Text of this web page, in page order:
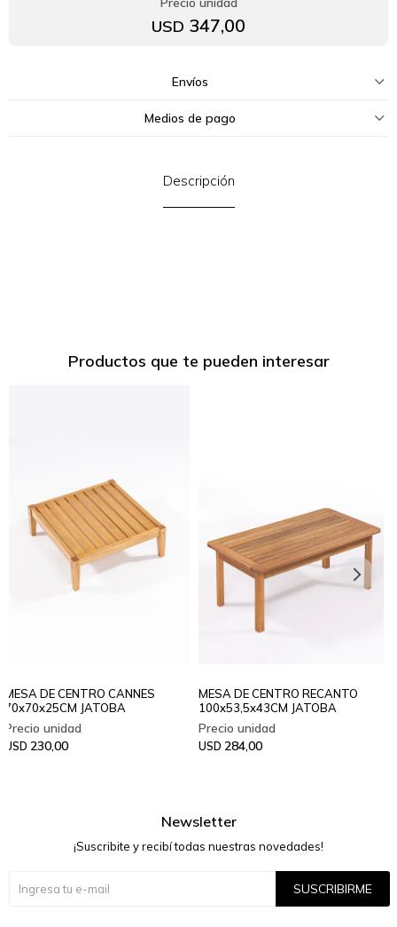
USD 347,00
Envíos
Medios de pago
Descripción
Productos que te pueden interesar
MESA DE CENTRO CANNES
70x70x25CM JATOBA
USD 230,00
MESA DE CENTRO RECANTO
100x53,5x43CM JATOBA
USD 284,00
Newsletter
¡Suscribite y recibí todas nuestras novedades!
SUSCRIBIRME